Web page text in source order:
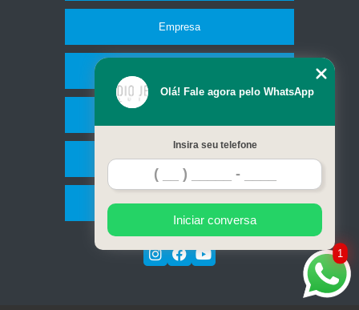
Empresa
Contato
Mapa do site
1
Olá! Fale agora pelo WhatsApp
Insira seu telefone
Iniciar conversa